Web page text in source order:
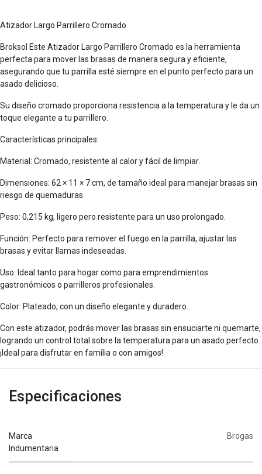
Atizador Largo Parrillero Cromado
Broksol Este Atizador Largo Parrillero Cromado es la herramienta
perfecta para mover las brasas de manera segura y eficiente,
asegurando que tu parrilla esté siempre en el punto perfecto para un
asado delicioso.
Su diseño cromado proporciona resistencia a la temperatura y le da un
toque elegante a tu parrillero.
Características principales:
Material: Cromado, resistente al calor y fácil de limpiar.
Dimensiones: 62 × 11 × 7 cm, de tamaño ideal para manejar brasas sin
riesgo de quemaduras.
Peso: 0,215 kg, ligero pero resistente para un uso prolongado.
Función: Perfecto para remover el fuego en la parrilla, ajustar las
brasas y evitar llamas indeseadas.
Uso: Ideal tanto para hogar como para emprendimientos
gastronómicos o parrilleros profesionales.
Color: Plateado, con un diseño elegante y duradero.
Con este atizador, podrás mover las brasas sin ensuciarte ni quemarte,
logrando un control total sobre la temperatura para un asado perfecto.
¡Ideal para disfrutar en familia o con amigos!
Especificaciones
Marca
Indumentaria
Brogas